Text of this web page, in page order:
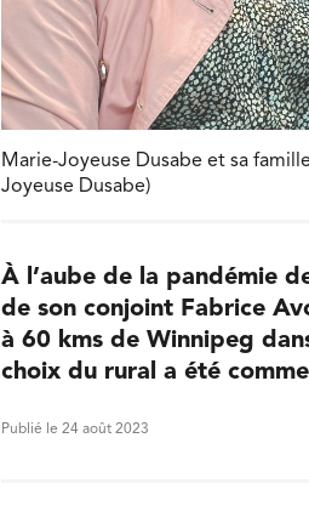
Marie-Joyeuse Dusabe et sa
Joyeuse Dusabe)
À l’aube de la pandémie
de son conjoint Fabrice
à 60 kms de Winnipeg
choix du rural a été
Publié le 24 août 2023